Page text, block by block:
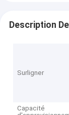
Description
Surligner
Capacité